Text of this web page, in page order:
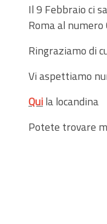
Il 9 Febbraio ci
Roma al
Ringraziamo di
Vi aspettiamo
Quila locandina
Potete trovare